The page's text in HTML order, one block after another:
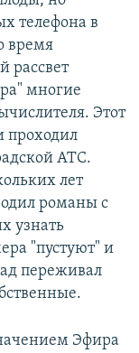
телефона в
время
рассвет
многие
Этот
проходил
АТС.
лет
романы с
узнать
"пустуют" и
переживал
Эфира